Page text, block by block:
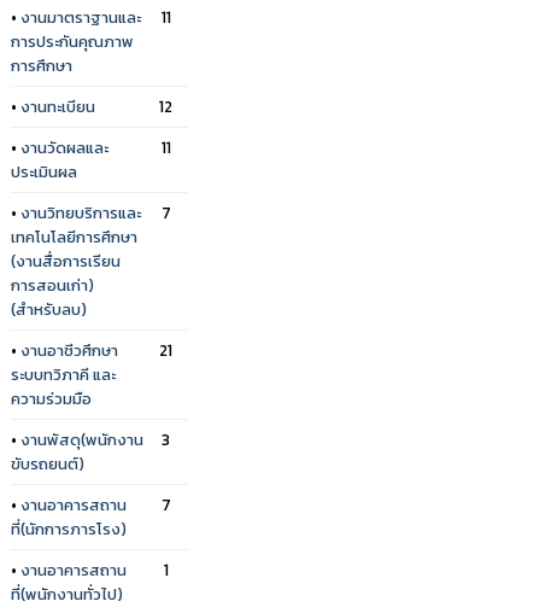
• งานมาตราฐานและ
การประกันคุณภาพ
การศึกษา
11
• งานทะเบียน
12
• งานวัดผลและ
ประเมินผล
11
• งานวิทยบริการและ
เทคโนโลยีการศึกษา
(งานสื่อการเรียน
การสอนเก่า)
(สำหรับลบ)
7
• งานอาชีวศึกษา
ระบบทวิภาคี และ
ความร่วมมือ
21
• งานพัสดุ(พนักงาน
ขับรถยนต์)
3
• งานอาคารสถาน
ที่(นักการภารโรง)
7
• งานอาคารสถาน
ที่(พนักงานทั่วไป)
1